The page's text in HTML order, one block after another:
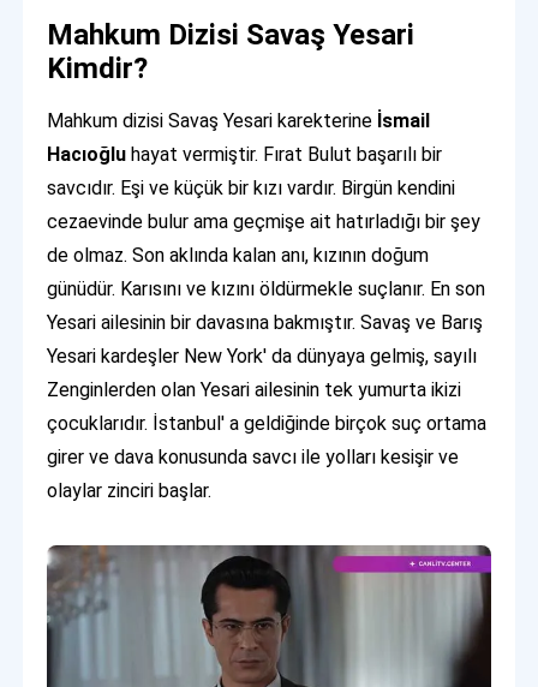
Mahkum Dizisi Savaş Yesari
Kimdir?
Mahkum dizisi Savaş Yesari karekterine İsmail
Hacıoğlu hayat vermiştir. Fırat Bulut başarılı bir
savcıdır. Eşi ve küçük bir kızı vardır. Birgün kendini
cezaevinde bulur ama geçmişe ait hatırladığı bir şey
de olmaz. Son aklında kalan anı, kızının doğum
günüdür. Karısını ve kızını öldürmekle suçlanır. En son
Yesari ailesinin bir davasına bakmıştır. Savaş ve Barış
Yesari kardeşler New York' da dünyaya gelmiş, sayılı
Zenginlerden olan Yesari ailesinin tek yumurta ikizi
çocuklarıdır. İstanbul' a geldiğinde birçok suç ortama
girer ve dava konusunda savcı ile yolları kesişir ve
olaylar zinciri başlar.